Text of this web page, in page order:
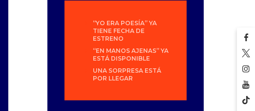
“YO ERA POESÍA” YA
TIENE FECHA DE
ESTRENO
“EN MANOS AJENAS” YA
ESTÁ DISPONIBLE
UNA SORPRESA ESTÁ
POR LLEGAR